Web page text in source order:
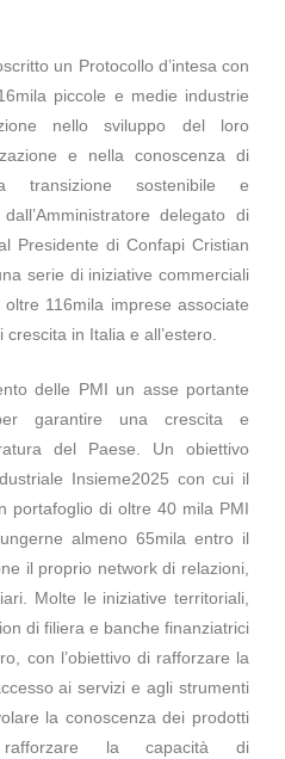
un Protocollo d’intesa con
piccole e medie industrie
nello sviluppo del loro
e nella conoscenza di
transizione sostenibile e
delegato di
Presidente di Confapi Cristian
serie di iniziative commerciali
116mila imprese associate
in Italia e all’estero.
delle PMI un asse portante
garantire una crescita e
del Paese. Un obiettivo
Insieme2025 con cui il
portafoglio di oltre 40 mila PMI
almeno 65mila entro il
il proprio network di relazioni,
Molte le iniziative territoriali,
di filiera e banche finanziatrici
con l’obiettivo di rafforzare la
ai servizi e agli strumenti
la conoscenza dei prodotti
la capacità di